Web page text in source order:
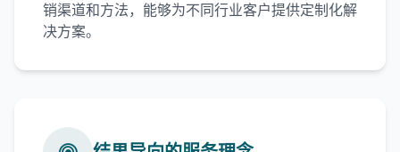
销渠道和方法，能够为不同行业客户提供定制化解
决方案。